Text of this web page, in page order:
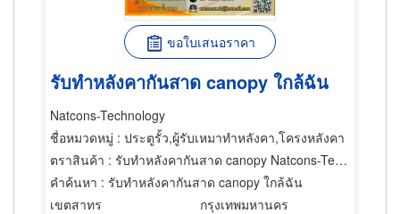
ขอใบเสนอราคา
รับทำหลังคากันสาด canopy ใกล้ฉัน
Natcons-Technology
ชื่อหมวดหมู่ : ประตูรั้ว,ผู้รับเหมาทำหลังคา,โครงหลังคา
ตราสินค้า : รับทำหลังคากันสาด canopy Natcons-Technology
คำค้นหา : รับทำหลังคากันสาด canopy ใกล้ฉัน
เขตสาทร
กรุงเทพมหานคร